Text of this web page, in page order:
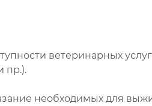
ветеринарных
пр.).
необходимых для